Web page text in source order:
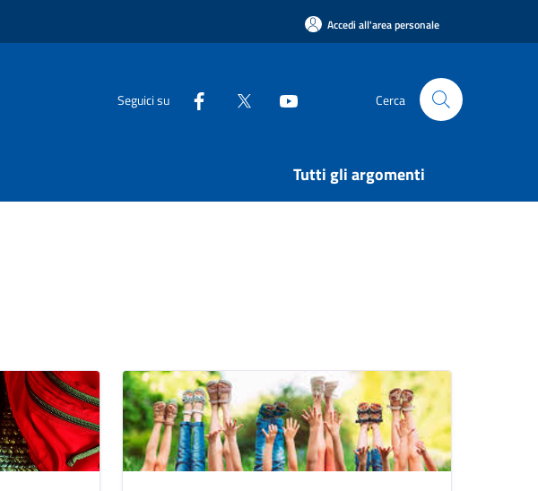
Accedi all'area personale
Seguici su Cerca
Tutti gli argomenti